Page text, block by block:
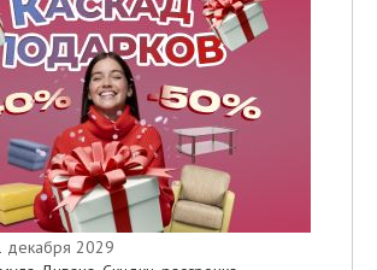
декабря 2029